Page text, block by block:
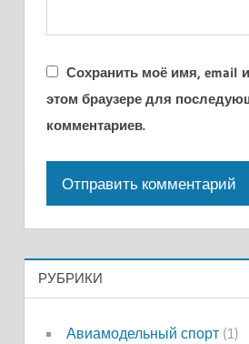
Сохранить моё имя, email
этом браузере для
комментариев.
РУБРИКИ
Авиамодельный спорт(1)